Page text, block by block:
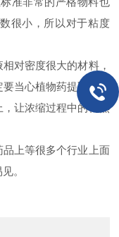
很小，所以对于粘度
对密度很大的材料，
当心植物药提取液溶
让浓缩过程中的传热
上等很多个行业上面
。